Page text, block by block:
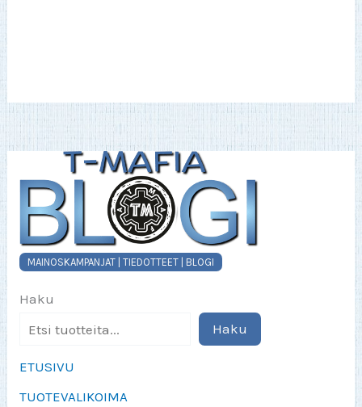
MAINOSKAMPANJAT | TIEDOTTEET | BLOGI
Haku
Haku
ETUSIVU
TUOTEVALIKOIMA
valinnat
tuotteen
sivulla.